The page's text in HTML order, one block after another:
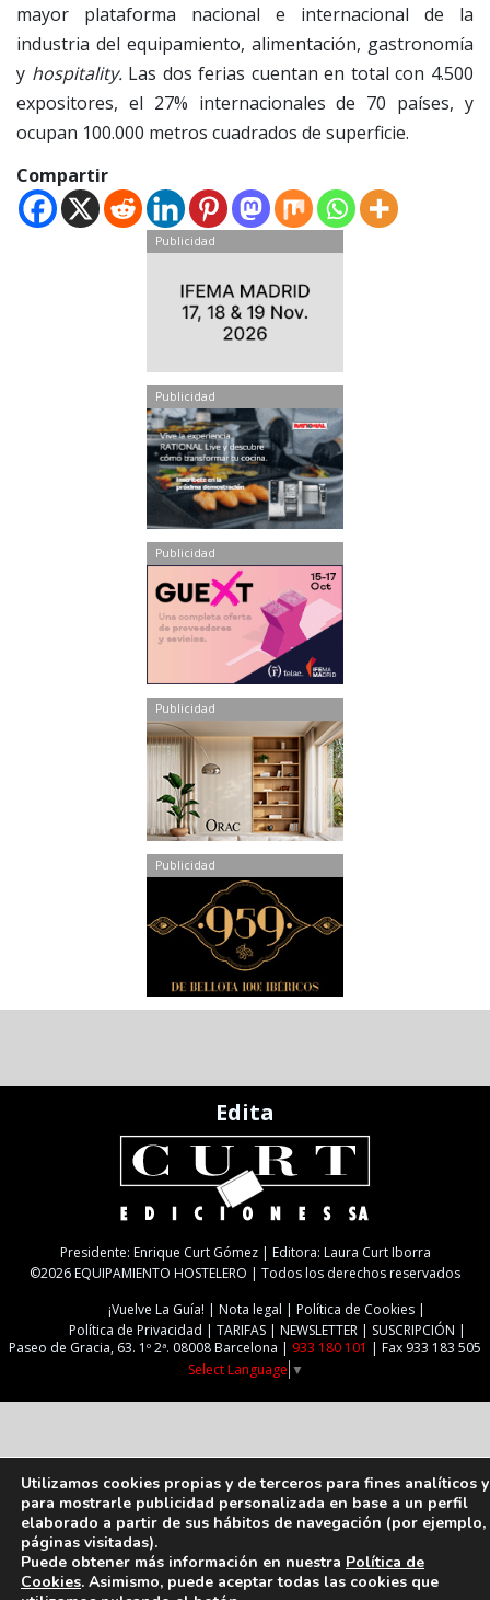
mayor plataforma nacional e internacional de la
industria del equipamiento, alimentación, gastronomía
y hospitality.Las dos ferias cuentan en total con 4.500
expositores, el 27% internacionales de 70 países, y
ocupan 100.000 metros cuadrados de superficie.
Compartir
Publicidad
Publicidad
Publicidad
Publicidad
Publicidad
Edita
Presidente: Enrique Curt Gómez | Editora: Laura Curt Iborra
©2026 EQUIPAMIENTO HOSTELERO | Todos los derechos reservados
¡Vuelve La Guía!
Nota legal
Política de Cookies
Política de Privacidad
TARIFAS NEWSLETTER
SUSCRIPCIÓN
Paseo de Gracia, 63. 1º 2ª. 08008 Barcelona | 933 180 101 | Fax 933 183 505
Select Language ▼
Utilizamos cookies propias y de terceros para fines analíticos y
para mostrarle publicidad personalizada en base a un perfil
elaborado a partir de sus hábitos de navegación (por ejemplo,
páginas visitadas).
Puede obtener más información en nuestra Política de
Cookies. Asimismo, puede aceptar todas las cookies que